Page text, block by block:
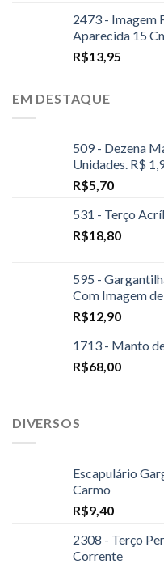
2473 - Imagem
Aparecida 15
R$13,95
EM DESTAQUE
509 - Dezena
Unidades. R$
R$5,70
531 - Terço
R$18,80
595 -
Com Imagem
R$12,90
1713 - Manto
R$68,00
DIVERSOS
Escapulário
Carmo
R$9,40
2308 - Terço
Corrente